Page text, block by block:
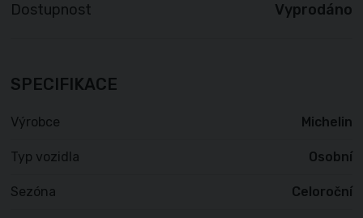
Dostupnost Vyprodáno
SPECIFIKACE
Výrobce Michelin
Typ vozidla Osobní
Sezóna Celoroční